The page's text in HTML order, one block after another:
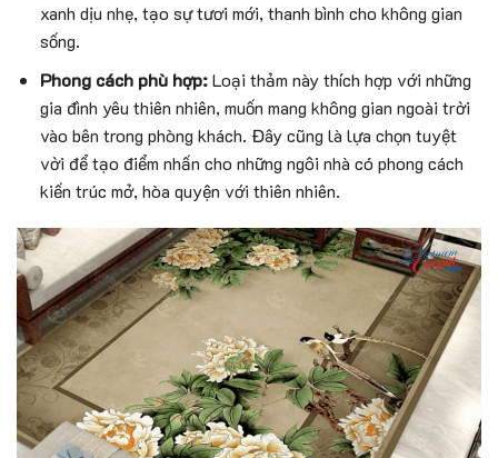
xanh dịu nhẹ, tạo sự tươi mới, thanh bình cho không gian
sống.
Phong cách phù hợp:Loại thảm này thích hợp với những
gia đình yêu thiên nhiên, muốn mang không gian ngoài trời
vào bên trong phòng khách. Đây cũng là lựa chọn tuyệt
vời để tạo điểm nhấn cho những ngôi nhà có phong cách
kiến trúc mở, hòa quyện với thiên nhiên.